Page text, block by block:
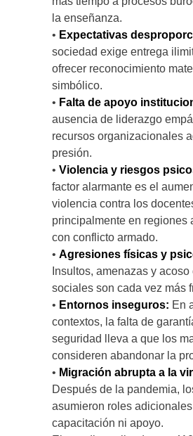
la enseñanza.
• Expectativas
sociedad exige entrega
ofrecer reconocimiento
simbólico.
• Falta de apoyo
ausencia de liderazgo
recursos organizacionales
presión.
• Violencia y riesgos
factor alarmante es el
violencia contra los
principalmente en regiones
con conflicto armado.
• Agresiones físicas y
Insultos, amenazas y
sociales son cada vez más
• Entornos inseguros: En
contextos, la falta de
seguridad lleva a que los
consideren abandonar la
• Migración abrupta a la
Después de la pandemia,
asumieron roles
capacitación ni apoyo.